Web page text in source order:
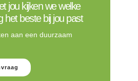
jou kijken we welke
het beste bij jou past
aan een duurzaam